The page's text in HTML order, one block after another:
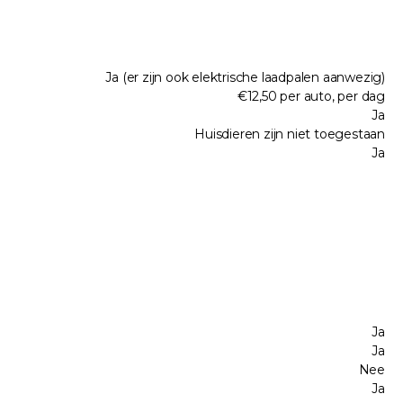
Ja (er zijn ook elektrische laadpalen aanwezig)
€12,50 per auto, per dag
Ja
Huisdieren zijn niet toegestaan
Ja
Ja
Ja
Nee
Ja